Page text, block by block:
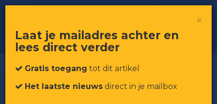
×
Laat je mailadres achter en
lees direct verder
Gratis toegang tot dit artikel
Het laatste nieuws direct in je mailbox